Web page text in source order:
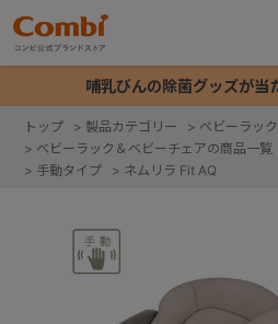
哺乳びんの除菌グッズが
トップ > 製品カテゴリー > ベビーラッ
> ベビーラック＆ベビーチェアの商品一覧
> 手動タイプ > ネムリラ Fit AQ